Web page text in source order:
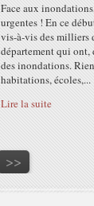
Face aux
urgentes ! En ce
vis-à-vis des milliers
département qui ont,
des inondations.
habitations, écoles,...
Lire la suite
>>